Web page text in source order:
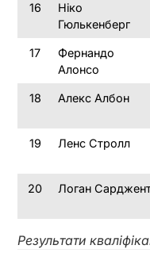
16
Ніко
Гюлькенберг
17
Фернандо
Алонсо
18 Алекс Албон
19 Ленс Стролл
20 Логан
Результати